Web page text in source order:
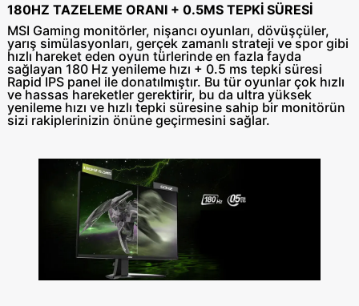
180HZ TAZELEME ORANI + 0.5MS TEPKİ SÜRESİ
MSI Gaming monitörler, nişancı oyunları, dövüşçüler,
yarış simülasyonları, gerçek zamanlı strateji ve spor gibi
hızlı hareket eden oyun türlerinde en fazla fayda
sağlayan 180 Hz yenileme hızı + 0.5 ms tepki süresi
Rapid IPS panel ile donatılmıştır. Bu tür oyunlar çok hızlı
ve hassas hareketler gerektirir, bu da ultra yüksek
yenileme hızı ve hızlı tepki süresine sahip bir monitörün
sizi rakiplerinizin önüne geçirmesini sağlar.